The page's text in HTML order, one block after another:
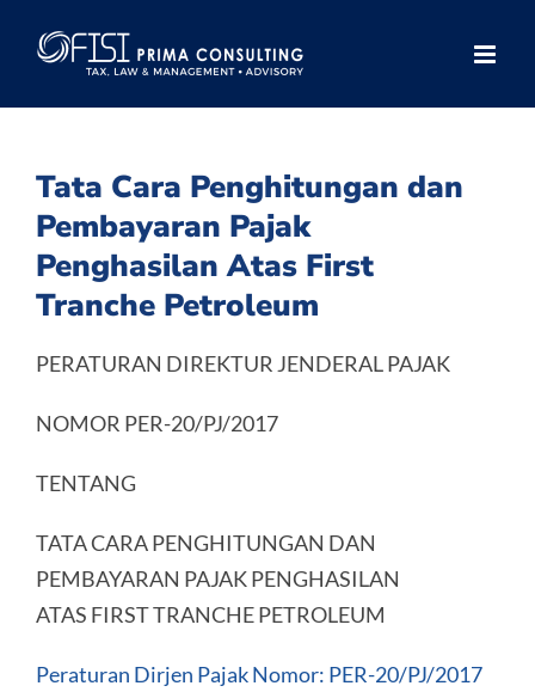
Tata Cara Penghitungan dan
Pembayaran Pajak
Penghasilan Atas First
Tranche Petroleum
PERATURAN DIREKTUR JENDERAL PAJAK
NOMOR PER-20/PJ/2017
TENTANG
TATA CARA PENGHITUNGAN DAN
PEMBAYARAN PAJAK PENGHASILAN
ATAS FIRST TRANCHE PETROLEUM
Peraturan Dirjen Pajak Nomor: PER-20/PJ/2017